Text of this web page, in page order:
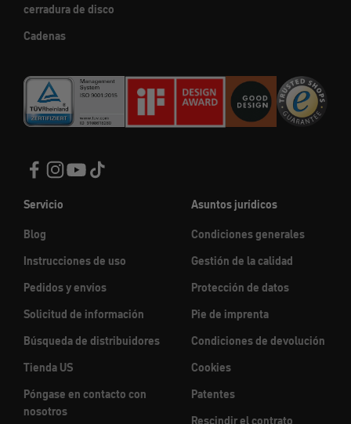
cerradura de disco
Cadenas
Servicio
Blog
Instrucciones de uso
Pedidos y envíos
Solicitud de información
Búsqueda de distribuidores
Tienda US
Póngase en contacto con
nosotros
Asuntos jurídicos
Condiciones generales
Gestión de la calidad
Protección de datos
Pie de imprenta
Condiciones de devolución
Cookies
Patentes